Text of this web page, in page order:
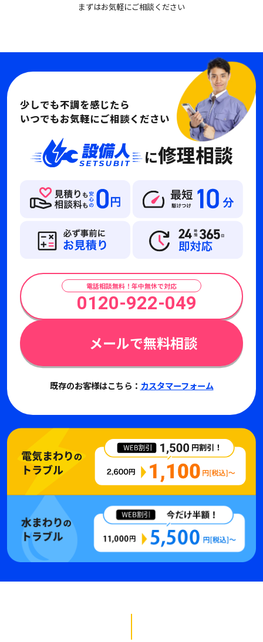
まずはお気軽にご相談ください
少しでも不調を感じたら
いつでもお気軽にご相談ください
に修理相談
電話相談無料！年中無休で対応
0120-922-049
メールで無料相談
既存のお客様はこちら： カスタマーフォーム